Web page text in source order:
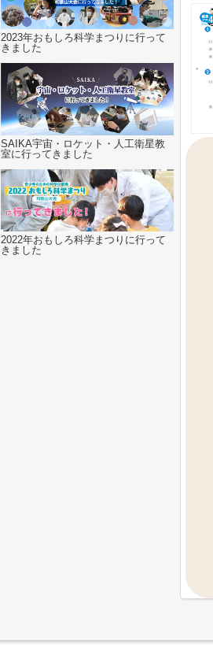
2023年おもしろ科学まつりに行って
きました
SAIKA宇宙・ロケット・人工衛星教
室に行ってきました
2022年おもしろ科学まつりに行って
きました